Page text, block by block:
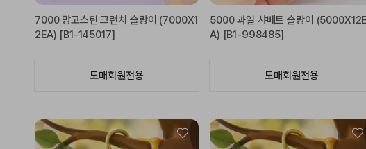
7000 망고스틴 크런치 슬랑이 (7000X1
2EA) [B1-145017]
도매회원전용
5000 과일 샤베트 슬랑이 (5000X12E
A) [B1-998485]
도매회원전용